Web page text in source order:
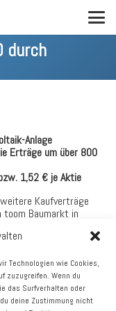
Technologien wie Cookies,
zuzugreifen. Wenn du
das Surfverhalten oder
deine Zustimmung nicht
durch
Anlage
Erträge um über 800
1,52 € je Aktie
Kaufverträge
toom Baumarkt in
Photovoltaik-
rund 8.000 qm.
Die Photovoltaik-
und weist eine
beläuft sich